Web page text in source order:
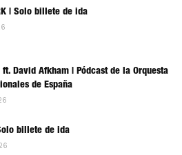
| Solo billete de ida
David Afkham | Pódcast de la Orquesta
de España
billete de ida